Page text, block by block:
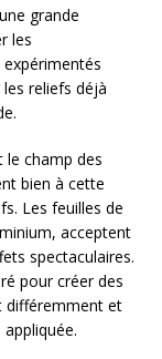
grande
les
reliefs déjà
le champ des
bien à cette
Les feuilles de
acceptent
spectaculaires.
pour créer des
différemment et